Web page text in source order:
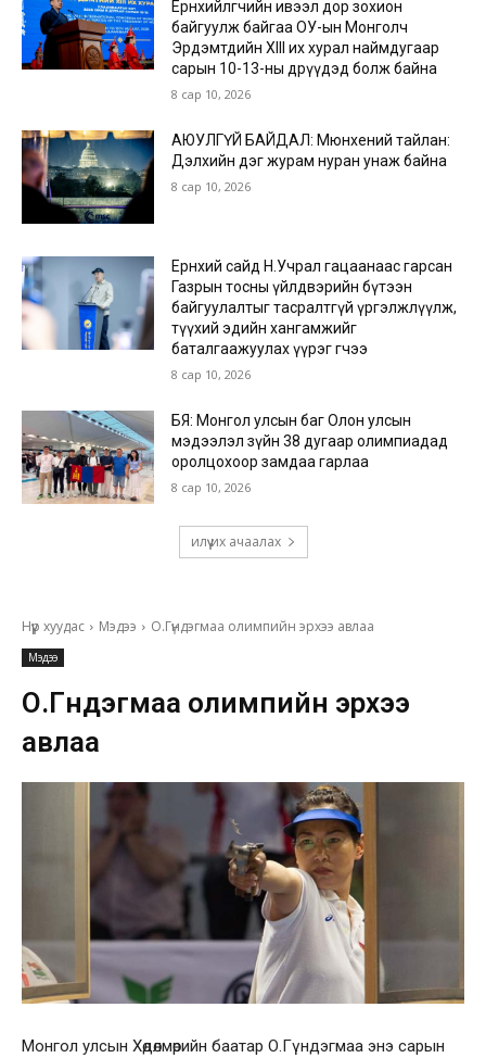
Ерөнхийлөгчийн ивээл дор зохион
байгуулж байгаа ОУ-ын Монголч
Эрдэмтдийн XIII их хурал наймдугаар
сарын 10-13-ны өдрүүдэд болж байна
8 сар 10, 2026
АЮУЛГҮЙ БАЙДАЛ: Мюнхений тайлан:
Дэлхийн дэг журам нуран унаж байна
8 сар 10, 2026
Ерөнхий сайд Н.Учрал гацаанаас гарсан
Газрын тосны үйлдвэрийн бүтээн
байгуулалтыг тасралтгүй үргэлжлүүлж,
түүхий эдийн хангамжийг
баталгаажуулах үүрэг өгчээ
8 сар 10, 2026
БЯ: Монгол улсын баг Олон улсын
мэдээлэл зүйн 38 дугаар олимпиадад
оролцохоор замдаа гарлаа
8 сар 10, 2026
илүү их ачаалах